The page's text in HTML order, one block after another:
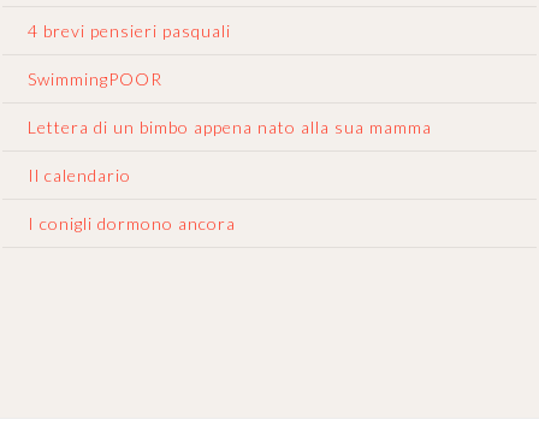
4 brevi pensieri pasquali
SwimmingPOOR
Lettera di un bimbo appena nato alla sua mamma
Il calendario
I conigli dormono ancora